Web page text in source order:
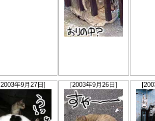
[2003年9月27日] [2003年9月26日]